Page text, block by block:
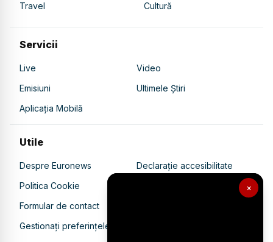
×
Travel
Cultură
Servicii
Live
Video
Emisiuni
Ultimele Știri
Aplicația Mobilă
Utile
Despre Euronews
Declarație accesibilitate
Politica Cookie
Politica de confidențialitate
Formular de contact
Gestionați preferințele